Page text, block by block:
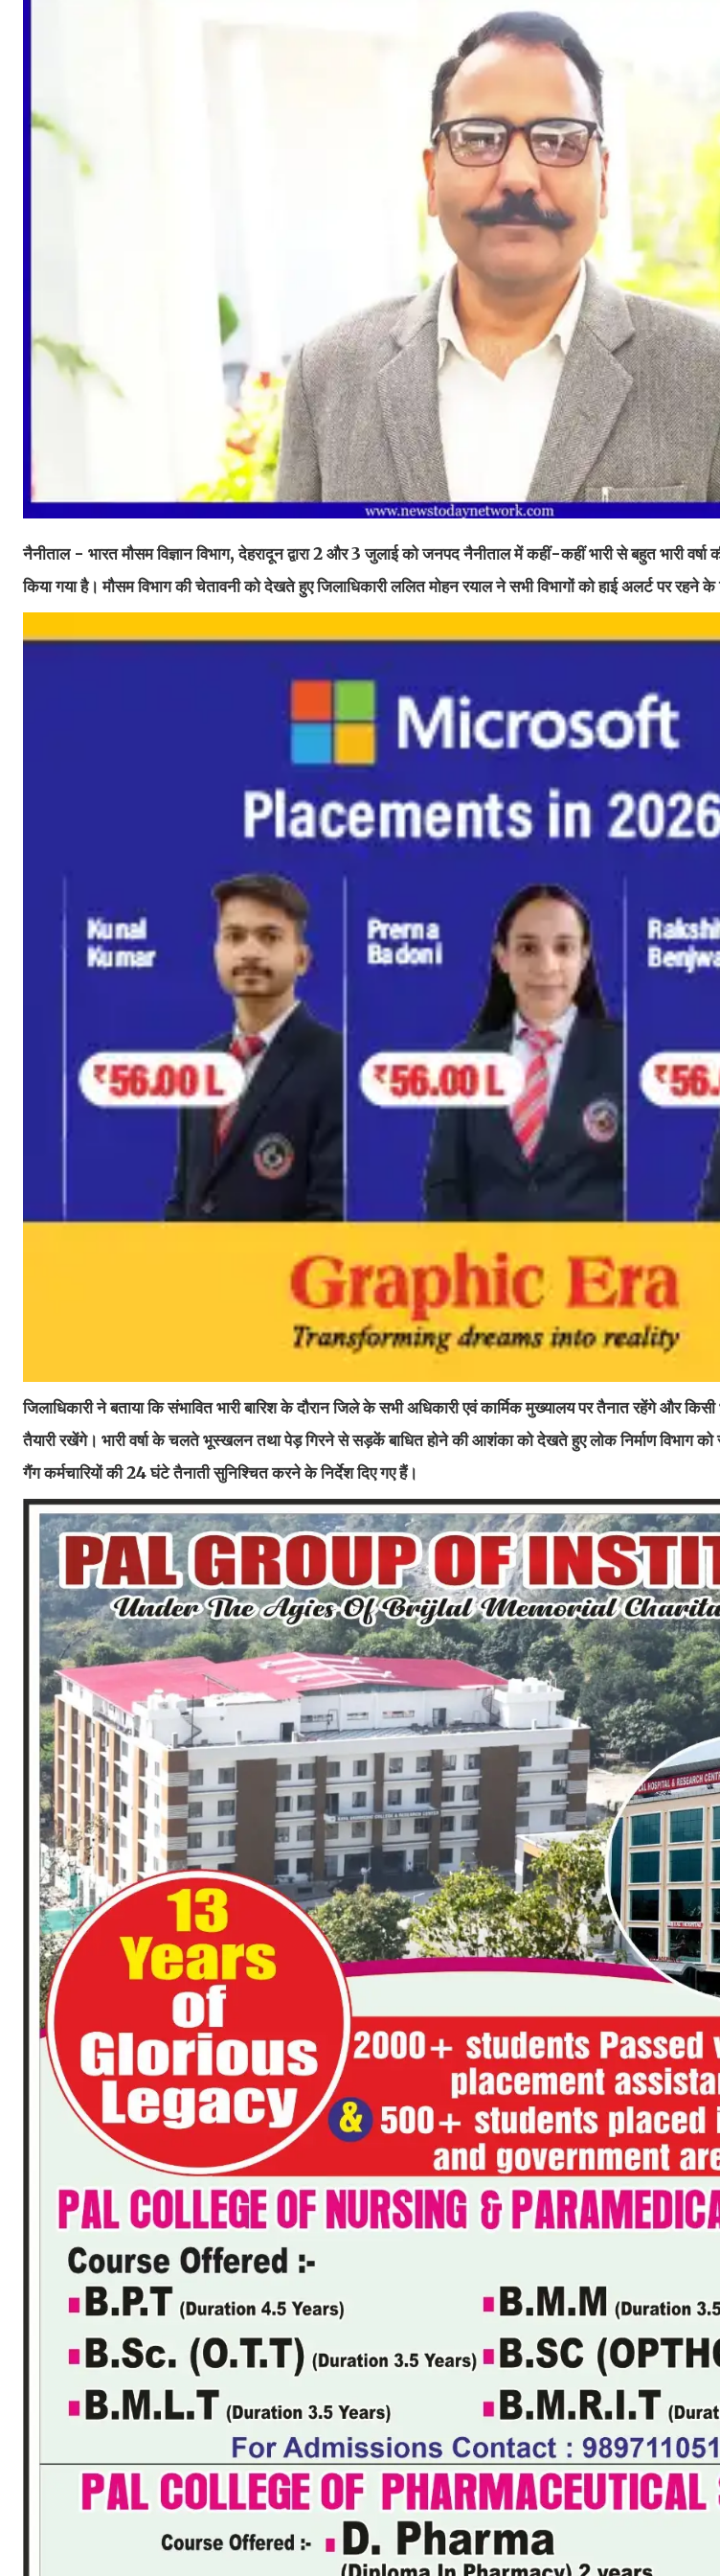
नैनीताल - भारत मौसम विज्ञान विभाग, देहरादून द्वारा 2 और 3 जुलाई को जनपद नैनीताल में कहीं-कहीं भारी से बहुत भारी
किया गया है। मौसम विभाग की चेतावनी को देखते हुए जिलाधिकारी ललित मोहन रयाल ने सभी विभागों को हाई अलर्ट पर रहने के
जिलाधिकारी ने बताया कि संभावित भारी बारिश के दौरान जिले के सभी अधिकारी एवं कार्मिक मुख्यालय पर तैनात रहेंगे और
तैयारी रखेंगे। भारी वर्षा के चलते भूस्खलन तथा पेड़ गिरने से सड़कें बाधित होने की आशंका को देखते हुए लोक निर्माण विभाग
गैंग कर्मचारियों की 24 घंटे तैनाती सुनिश्चित करने के निर्देश दिए गए हैं।